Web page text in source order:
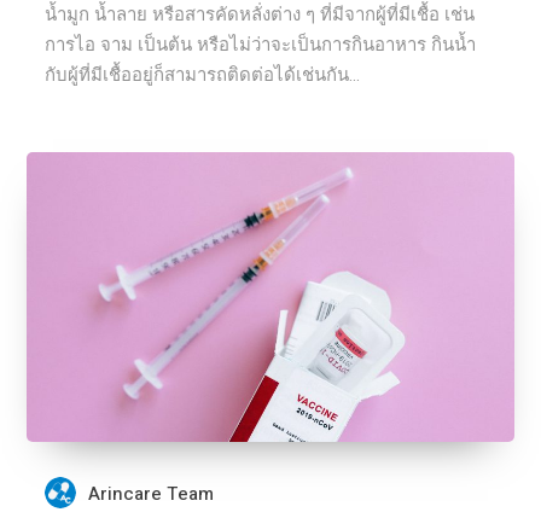
น้ำมูก น้ำลาย หรือสารคัดหลั่งต่าง ๆ ที่มีจากผู้ที่มีเชื้อ เช่น
การไอ จาม เป็นต้น หรือไม่ว่าจะเป็นการกินอาหาร กินน้ำ
กับผู้ที่มีเชื้ออยู่ก็สามารถติดต่อได้เช่นกัน...
Arincare Team